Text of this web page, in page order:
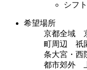
シフ
希望場所
京都全域
町周辺 祇
条大宮・
都市郊外